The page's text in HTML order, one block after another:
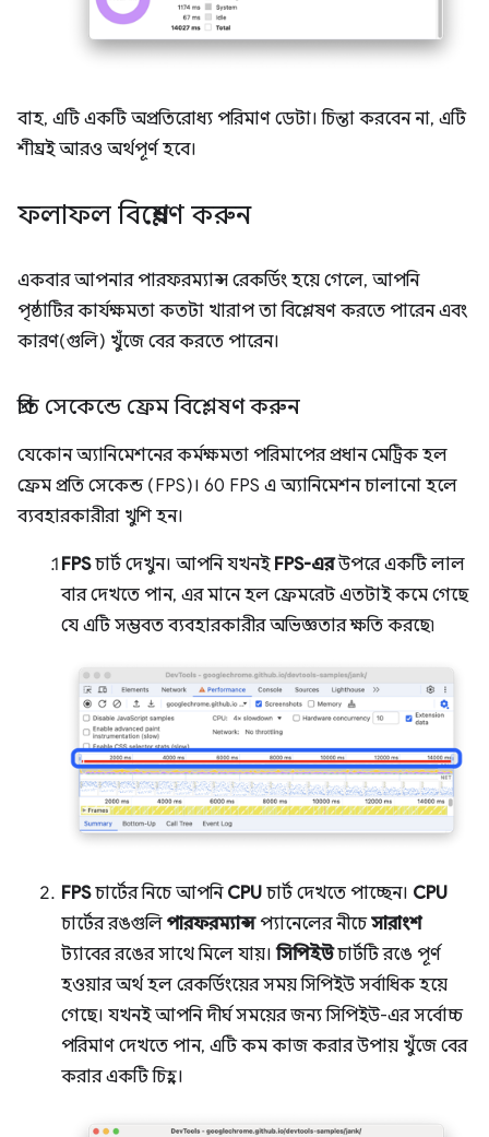
বাহ, এটি একটি অপ্রতিরোধ্য পরিমাণ ডেটা। চিন্তা করবেন না, এটি
শীঘ্রই আরও অর্থপূর্ণ হবে।
ফলাফল বিশ্লেষণ করুন
একবার আপনার পারফরম্যান্স রেকর্ডিং হয়ে গেলে, আপনি
পৃষ্ঠাটির কার্যক্ষমতা কতটা খারাপ তা বিশ্লেষণ করতে পারেন এবং
কারণ(গুলি) খুঁজে বের করতে পারেন।
প্রতি সেকেন্ডে ফ্রেম বিশ্লেষণ করুন
যেকোন অ্যানিমেশনের কর্মক্ষমতা পরিমাপের প্রধান মেট্রিক হল
ফ্রেম প্রতি সেকেন্ড (FPS)। 60 FPS এ অ্যানিমেশন চালানো হলে
ব্যবহারকারীরা খুশি হন।
FPSচার্ট দেখুন। আপনি যখনই FPS-এরউপরে একটি লাল
বার দেখতে পান, এর মানে হল ফ্রেমরেট এতটাই কমে গেছে
যে এটি সম্ভবত ব্যবহারকারীর অভিজ্ঞতার ক্ষতি করছে৷
FPSচার্টের নিচে আপনি CPU চার্ট দেখতে পাচ্ছেন। CPU
চার্টের রঙগুলি পারফরম্যান্সপ্যানেলের নীচেসারাংশ
ট্যাবের রঙের সাথে মিলে যায়।সিপিইউচার্টটি রঙে পূর্ণ
হওয়ার অর্থ হল রেকর্ডিংয়ের সময় সিপিইউ সর্বাধিক হয়ে
গেছে। যখনই আপনি দীর্ঘ সময়ের জন্য সিপিইউ-এর সর্বোচ্চ
পরিমাণ দেখতে পান, এটি কম কাজ করার উপায় খুঁজে বের
করার একটি চিহ্ন।